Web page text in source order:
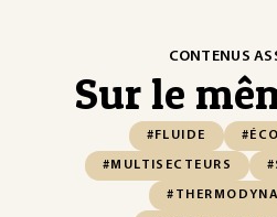
CONTENUS
Sur le
#FLUIDE
#MULTISECTEURS